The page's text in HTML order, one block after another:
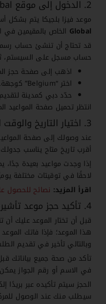
2. الدخول إلى موقع VFS Global
موعد فيزا بلجيكا يتم
Global الخاص بالمقيمين في
قد تحتاج أن تنشئ حساب
حساب مسجل على السيستم،
اذهب إلى صفحة حجز
اختر “Belgium” كوجهة.
حدّد دبي كمدينة
انتظر تحميل صفحة المواعيد
3. اختيار التاريخ والوقت المناسب
عند وصولك إلى صفحة
أقرب تاريخ متاح يناسب
إذا وجدت مواعيد بعيدة جدًا،
لاحقًا في توقيتات مختلفة
اقرأ المزيد: نصائح للحصول
4. تأكيد حجز موعد تأشيرة بلجيكا في دبي
قبل أن تختار الموعد عليك
هذا الموعد؛ فإذا فاتك
وبالتالي تأخير في تقديم
تأكد من صحة جميع بياناتك
في الاسم أو رقم الجواز
الحجز سيتم تأكيده عبر بريدًا
سيطلب منك عند الوصول